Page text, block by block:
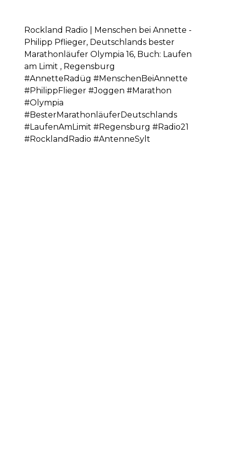
Rockland Radio | Menschen bei Annette -
Philipp Pflieger, Deutschlands bester
Marathonläufer Olympia 16, Buch: Laufen
am Limit , Regensburg
#AnnetteRadüg #MenschenBeiAnnette
#PhilippFlieger #Joggen #Marathon
#Olympia
#BesterMarathonläuferDeutschlands
#LaufenAmLimit #Regensburg #Radio21
#RocklandRadio #AntenneSylt